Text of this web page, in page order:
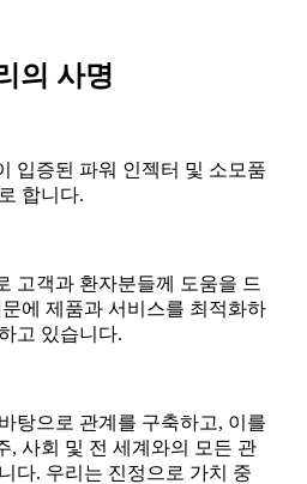
의 사명
입증된 파워 인젝터 및 소모품
합니다.
고객과 환자분들께 도움을 드
에 제품과 서비스를 최적화하
고 있습니다.
탕으로 관계를 구축하고, 이를
, 사회 및 전 세계와의 모든 관
다. 우리는 진정으로 가치 중